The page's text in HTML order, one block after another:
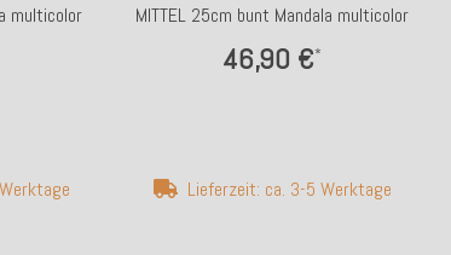
multicolor
MITTEL 25cm bunt Mandala multicolor
46,90 €*
Lieferzeit: ca. 3-5 Werktage